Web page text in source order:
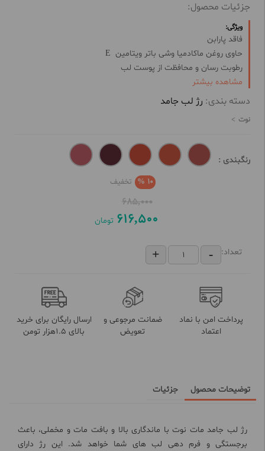
جزئیات محصول:
ویژگی:
فاقد پارابن
حاوی روغن ماکادمیا وشی باتر ویتامین E
رطوبت رسان و محافظت از پوست لب
جلوگیری از خشکی و ترک لب
برجسته کننده خطوط لب
مشاهده بیشتر
دسته بندی: رژ لب جامد
نوت
رنگبندی :
10 % تخفیف
685,000
616,500 تومان
تعداد:
پرداخت امن با نماد
اعتماد
ضمانت مرجوعی و
تعویض
ارسال رایگان برای خرید
بالای 1.5هزار تومن
توضیحات محصول جزئیات
رژ لب جامد مات نوت با ماندگاری بالا و بافت مات و مخملی، باعث
برجستگی و فرم دهی لب های شما خواهد شد. این رژ دارای